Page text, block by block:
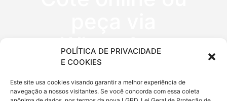
POLÍTICA DE PRIVACIDADE
E COOKIES
Este site usa cookies visando garantir a melhor experiência de
navegação a nossos visitantes. Se você concorda com essa coleta
WhatsApp
(11) 9 6620